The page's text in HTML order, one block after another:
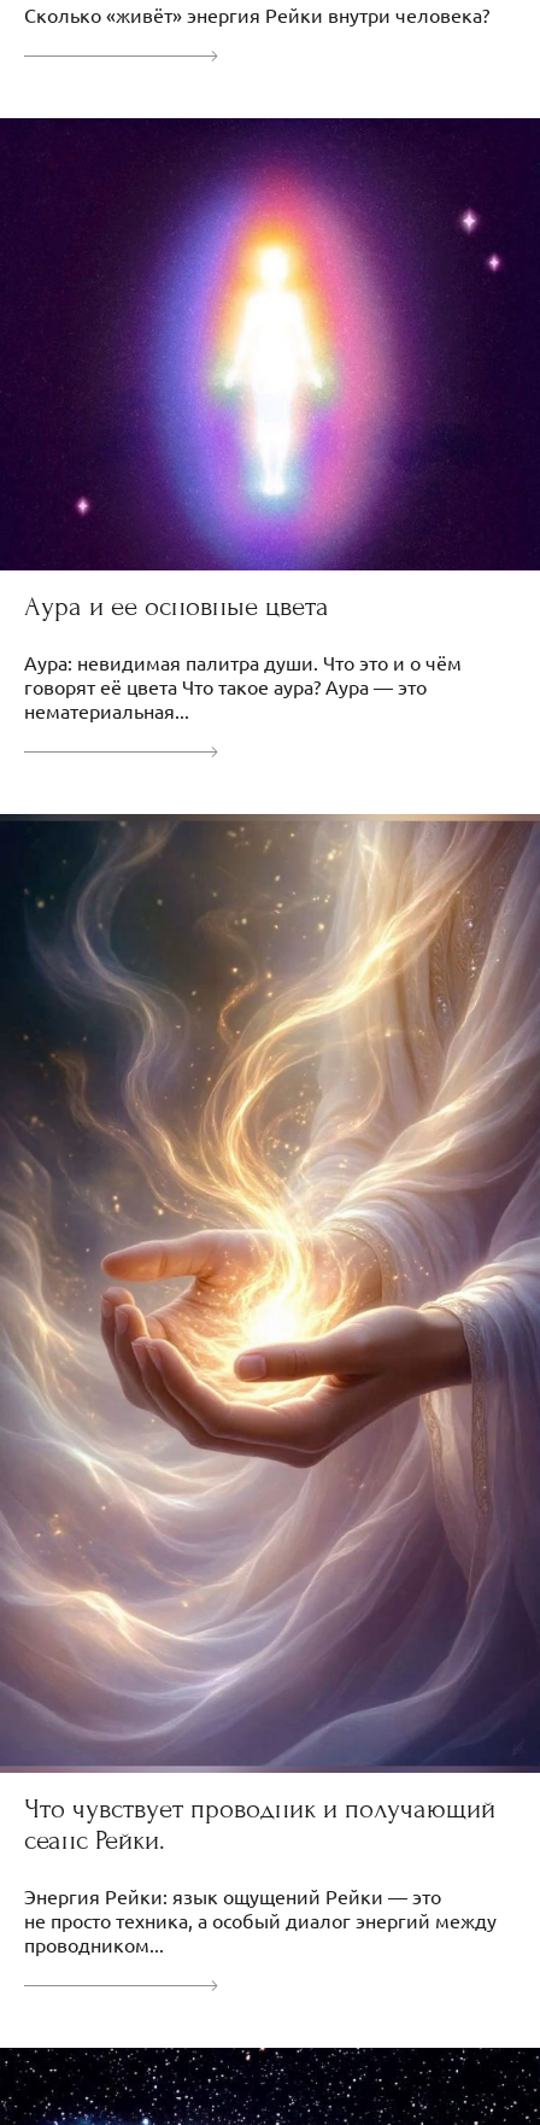
Сколько «живёт» энергия Рейки внутри человека?
Аура и ее основные цвета
Аура: невидимая палитра души. Что это и о чём
говорят её цвета Что такое аура? Аура — это
нематериальная...
Что чувствует проводник и получающий
сеанс Рейки.
Энергия Рейки: язык ощущений Рейки — это
не просто техника, а особый диалог энергий между
проводником...